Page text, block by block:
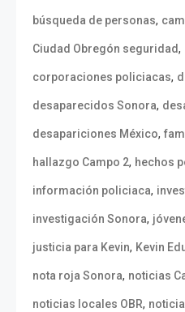
búsqueda de personas,
Ciudad Obregón seguridad,
corporaciones policiacas,
desaparecidos Sonora,
desapariciones México,
hallazgo Campo 2, hechos
información policiaca,
investigación Sonora,
justicia para Kevin, Kevin
nota roja Sonora, noticias
noticias locales OBR,